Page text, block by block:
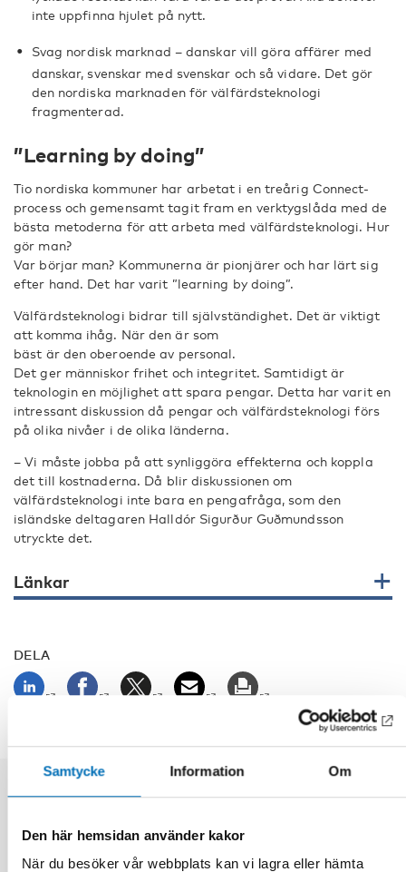
Samtycke Information Om
Den här hemsidan använder kakor
När du besöker vår webbplats kan vi lagra eller hämta
inte uppfinna hjulet på nytt.
Svag nordisk marknad – danskar vill göra affärer med
danskar, svenskar med svenskar och så vidare. Det gör
den nordiska marknaden för välfärdsteknologi
fragmenterad.
”Learning by doing”
Tio nordiska kommuner har arbetat i en treårig Connect-
process och gemensamt tagit fram en verktygslåda med de
bästa metoderna för att arbeta med välfärdsteknologi. Hur
gör man?
Var börjar man? Kommunerna är pionjärer och har lärt sig
efter hand. Det har varit ”learning by doing”.
Välfärdsteknologi bidrar till självständighet. Det är viktigt
att komma ihåg. När den är som
bäst är den oberoende av personal.
Det ger människor frihet och integritet. Samtidigt är
teknologin en möjlighet att spara pengar. Detta har varit en
intressant diskussion då pengar och välfärdsteknologi förs
på olika nivåer i de olika länderna.
– Vi måste jobba på att synliggöra effekterna och koppla
det till kostnaderna. Då blir diskussionen om
välfärdsteknologi inte bara en pengafråga, som den
isländske deltagaren Halldór Sigurður Guðmundsson
utryckte det.
Länkar
DELA